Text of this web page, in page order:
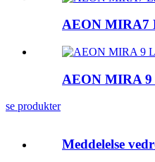
AEON MIRA7
AEON MIRA 9
se produkter
Meddelelse